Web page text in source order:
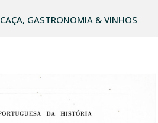
CAÇA, GASTRONOMIA & VINHOS